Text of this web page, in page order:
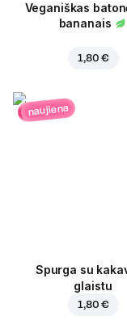
Veganiškas
bananais
1,80 €
naujiena
Spurga su
glaistu
1,80 €